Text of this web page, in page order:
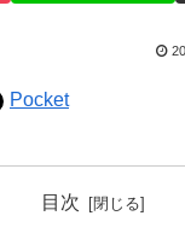
Pocket
目次